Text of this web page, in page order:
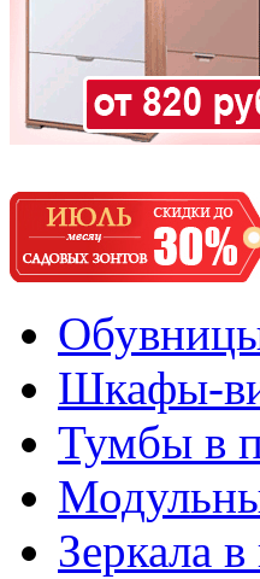
Шкафы-
Тумбы в
Зеркала